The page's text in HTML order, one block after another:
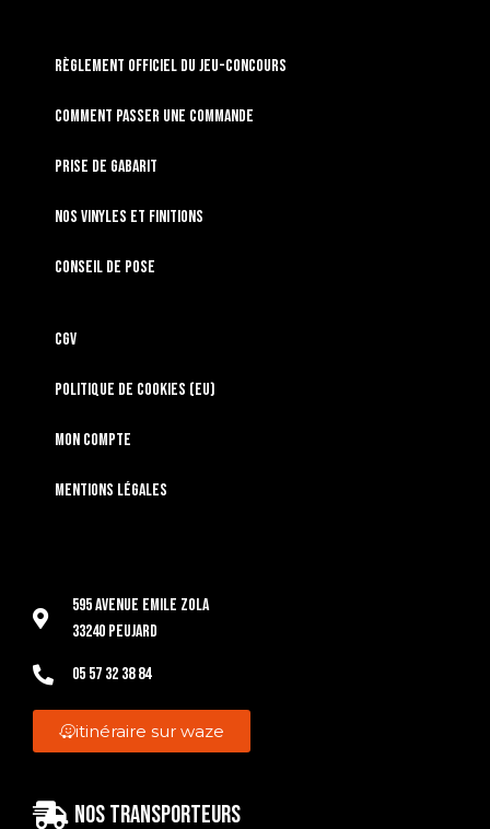
RÈGLEMENT OFFICIEL DU JEU-CONCOURS
Comment passer une commande
Prise de gabarit
Nos vinyles et finitions
Conseil de pose
CGV
Politique de cookies (EU)
Mon compte
Mentions légales
595 Avenue Emile Zola
33240 Peujard
05 57 32 38 84
itinéraire sur waze
Nos transporteurs